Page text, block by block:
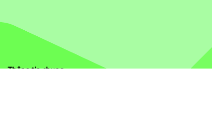
Thông tin chung